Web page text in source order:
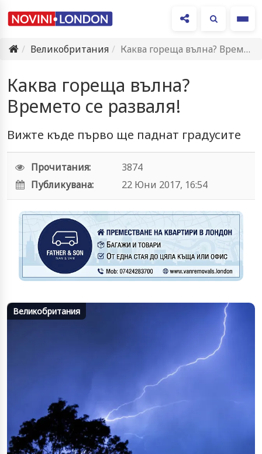
Великобритания
Каква гореща вълна? Времето се разваля!
Каква гореща вълна?
Времето се разваля!
Вижте къде първо ще паднат градусите
Прочитания:
3874
Публикувана:
22 Юни 2017, 16:54
Великобритания